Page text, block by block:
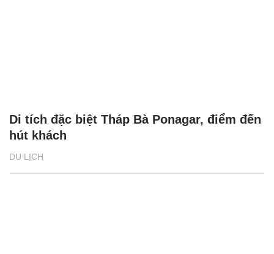
DU LỊCH
Di tích đặc biệt Tháp Bà Ponagar, điểm đến
hút khách